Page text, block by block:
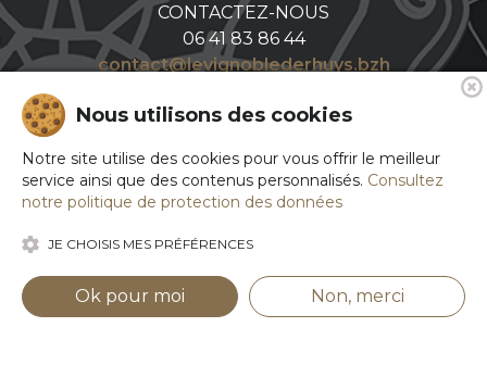
CONTACTEZ-NOUS
06 41 83 86 44
contact@levignoblederhuys.bzh
MENTIONS LÉGALES
CONFIDENTIALITÉ ET COOKIES
Nous utilisons des cookies
Notre site utilise des cookies pour vous offrir le meilleur
service ainsi que des contenus personnalisés. Consultez
notre politique de protection des données
JE CHOISIS MES PRÉFÉRENCES
Ok pour moi Non, merci